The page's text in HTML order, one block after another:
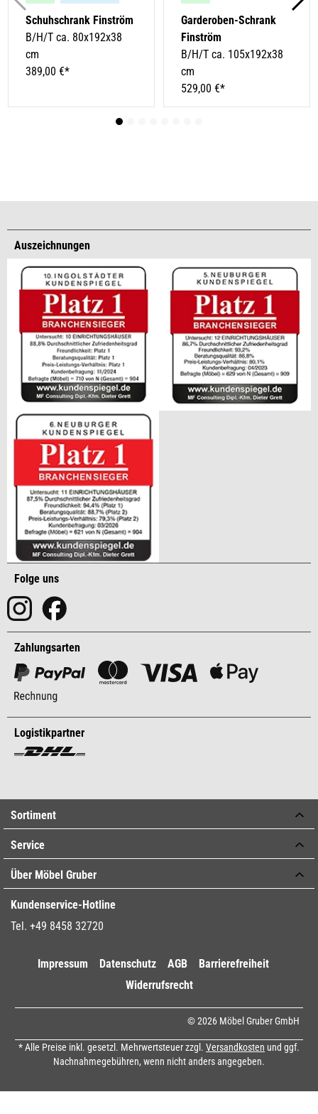
Schuhschrank Finström
B/H/T ca. 80x192x38
cm
389,00 €*
Garderoben-Schrank
Finström
B/H/T ca. 105x192x38
cm
529,00 €*
Auszeichnungen
Folge uns
Zahlungsarten
Logistikpartner
Sortiment
Service
Über Möbel Gruber
Kundenservice-Hotline
Tel. +49 8458 32720
Impressum Datenschutz AGB
Barrierefreiheit
Widerrufsrecht
© 2026 Möbel Gruber GmbH
* Alle Preise inkl. gesetzl. Mehrwertsteuer zzgl. Versandkosten und ggf.
Nachnahmegebühren, wenn nicht anders angegeben.